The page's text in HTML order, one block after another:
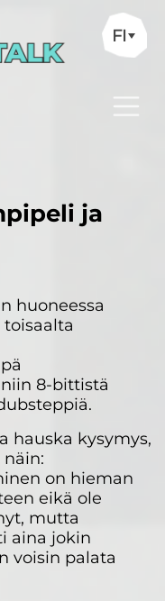
FI
ja
huoneessa
8-bittistä
hauska kysymys,
on hieman
eikä ole
mutta
aina jokin
voisin palata